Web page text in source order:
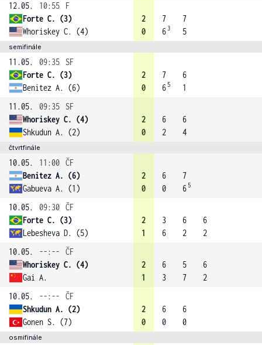
12.05.
10:55
F
Forte C. (3)
Whoriskey C. (4)
2
0
7
6 3
7
5
semifinále
11.05. 09:35
SF
Forte C. (3)
Benitez A. (6)
2
0
7
6 5
6
1
11.05.
09:35
SF
Whoriskey C. (4)
Shkudun A. (2)
2
0
6
2
6
4
čtvrtfinále
10.05. 11:00 ČF
Benitez A. (6)
Gabueva A. (1)
2
0
6
0
7
6 5
10.05. 09:30 ČF
Forte C. (3)
Lebesheva D. (5)
2
1
3
6
6
2
6
2
10.05.
--:--
ČF
Whoriskey C. (4)
Gai A.
2
1
6
3
5
7
6
2
10.05.
--:--
ČF
Shkudun A. (2)
Gonen S. (7)
2
0
6
0
6
0
osmifinále